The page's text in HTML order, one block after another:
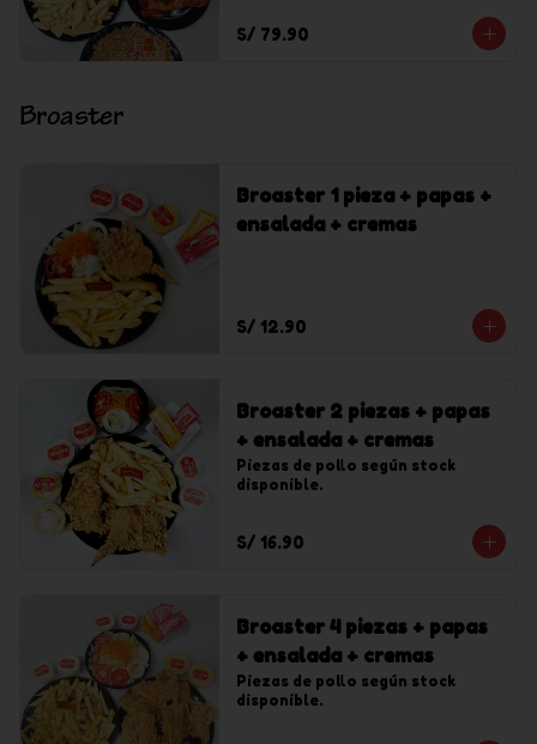
S/ 79.90
Broaster
Broaster 1 pieza + papas +
ensalada + cremas
S/ 12.90
Broaster 2 piezas + papas
+ ensalada + cremas
Piezas de pollo según stock
disponible.
S/ 16.90
Broaster 4 piezas + papas
+ ensalada + cremas
Piezas de pollo según stock
disponible.